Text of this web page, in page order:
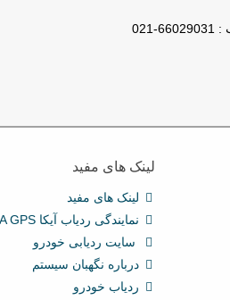
لینک های مفید
لینک های مفید
نمایندگی ردیاب آیکا AIKA GPS
سایت ردیابی خودرو
درباره نگهبان سیستم
ردیاب خودرو